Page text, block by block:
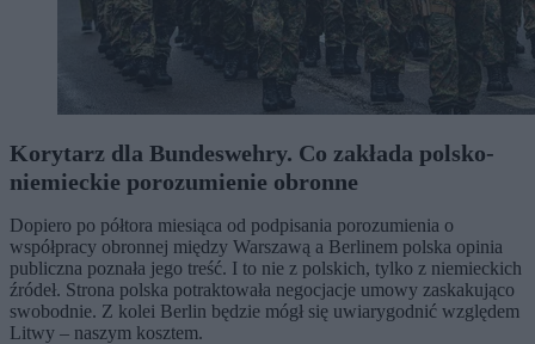
Korytarz dla Bundeswehry. Co zakłada polsko-
niemieckie porozumienie obronne
Dopiero po półtora miesiąca od podpisania porozumienia o
współpracy obronnej między Warszawą a Berlinem polska opinia
publiczna poznała jego treść. I to nie z polskich, tylko z niemieckich
źródeł. Strona polska potraktowała negocjacje umowy zaskakująco
swobodnie. Z kolei Berlin będzie mógł się uwiarygodnić względem
Litwy – naszym kosztem.